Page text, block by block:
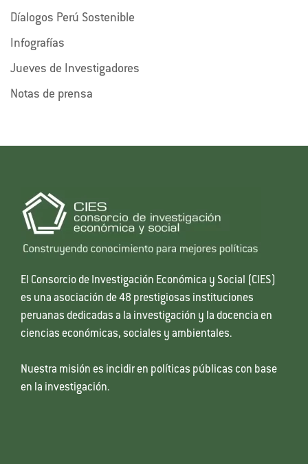
Díalogos Perú Sostenible
Infografías
Jueves de Investigadores
Notas de prensa
El Consorcio de Investigación Económica y Social (CIES)
es una asociación de 48 prestigiosas instituciones
peruanas dedicadas a la investigación y la docencia en
ciencias económicas, sociales y ambientales.
Nuestra misión es incidir en políticas públicas con base
en la investigación.